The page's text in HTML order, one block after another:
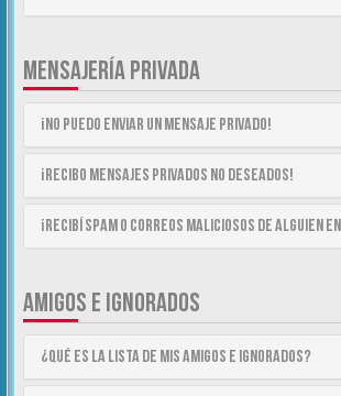
MENSAJERÍA PRIVADA
¡No puedo enviar un mensaje privado!
¡Recibo mensajes privados no deseados!
¡Recibí spam o correos maliciosos de alguien
AMIGOS E IGNORADOS
¿Qué es la lista de Mis Amigos e Ignorados?